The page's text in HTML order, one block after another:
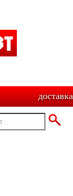
доставка